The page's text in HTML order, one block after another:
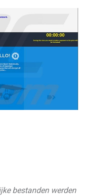
bestanden werden